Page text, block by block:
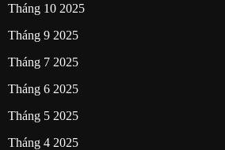
Tháng 10 2025
Tháng 9 2025
Tháng 7 2025
Tháng 6 2025
Tháng 5 2025
Tháng 4 2025